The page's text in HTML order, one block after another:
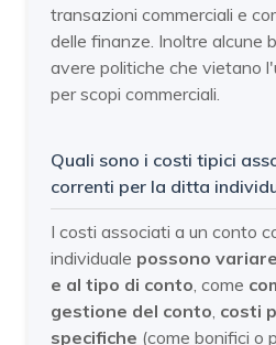
transazioni commerciali e
delle finanze. Inoltre alcune
avere politiche che vietano
per scopi commerciali.
Quali sono i costi tipici
correnti per la ditta
I costi associati a un conto
individuale possono
e al tipo di conto , come
gestione del conto costi
specifiche (come bonifici o